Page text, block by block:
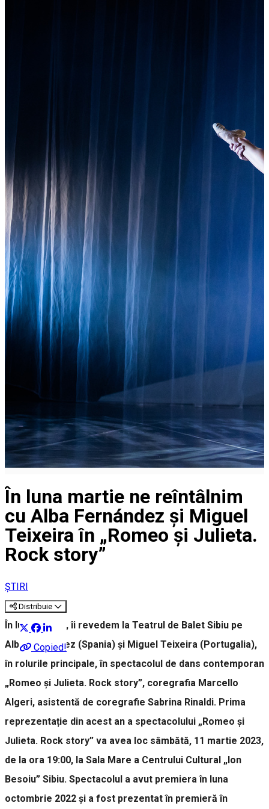
În luna martie ne reîntâlnim
cu Alba Fernández și Miguel
Teixeira în „Romeo și Julieta.
Rock story”
ȘTIRI
Distribuie
Copied!
În luna martie, îi revedem la Teatrul de Balet Sibiu pe
Alba Fernandez (Spania) și Miguel Teixeira (Portugalia),
în rolurile principale, în spectacolul de dans contemporan
„Romeo și Julieta. Rock story”, coregrafia Marcello
Algeri, asistentă de coregrafie Sabrina Rinaldi. Prima
reprezentație din acest an a spectacolului „Romeo și
Julieta. Rock story” va avea loc sâmbătă, 11 martie 2023,
de la ora 19:00, la Sala Mare a Centrului Cultural „Ion
Besoiu” Sibiu. Spectacolul a avut premiera în luna
octombrie 2022 și a fost prezentat în premieră în